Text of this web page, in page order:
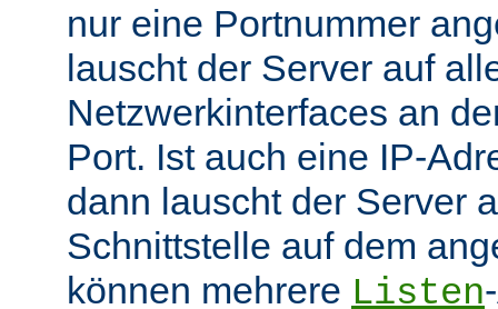
nur eine Portnummer
lauscht der Server auf
Netzwerkinterfaces an
Port. Ist auch eine IP-
dann lauscht der Server
Schnittstelle auf dem
können mehrere Listen